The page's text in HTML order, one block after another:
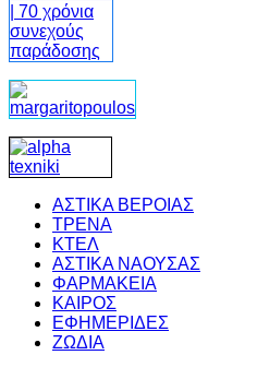
ΑΣΤΙΚΑ ΒΕΡΟΙΑΣ
ΤΡΕΝΑ
ΚΤΕΛ
ΑΣΤΙΚΑ ΝΑΟΥΣΑΣ
ΦΑΡΜΑΚΕΙΑ
ΚΑΙΡΟΣ
ΕΦΗΜΕΡΙΔΕΣ
ΖΩΔΙΑ